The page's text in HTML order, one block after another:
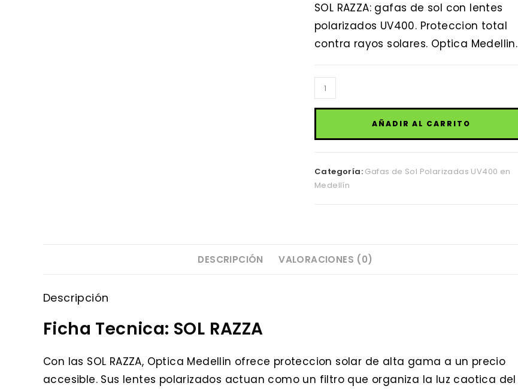
SOL RAZZA: gafas de sol con lentes
polarizados UV400. Proteccion total
contra rayos solares. Optica Medellin.
Gafas
de
Clásicas
UV400
cantidad
AÑADIR AL CARRITO
Categoría: Gafas de Sol Polarizadas UV400 en
Medellín
DESCRIPCIÓN VALORACIONES (0)
Descripción
Ficha Tecnica: SOL RAZZA
Con las SOL RAZZA, Optica Medellin ofrece proteccion solar de alta gama a un precio
accesible. Sus lentes polarizados actuan como un filtro que organiza la luz caotica del